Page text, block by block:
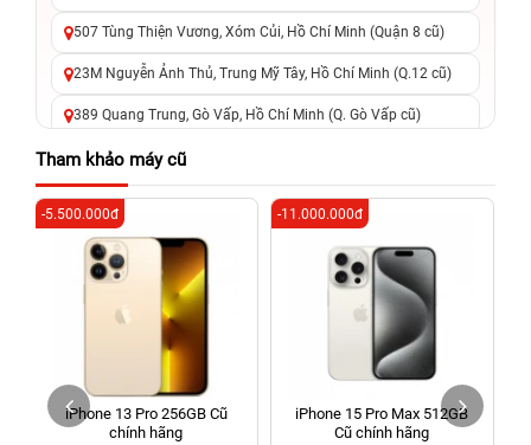
507 Tùng Thiện Vương, Xóm Củi, Hồ Chí Minh (Quận 8 cũ)
23M Nguyễn Ảnh Thủ, Trung Mỹ Tây, Hồ Chí Minh (Q.12 cũ)
389 Quang Trung, Gò Vấp, Hồ Chí Minh (Q. Gò Vấp cũ)
625 - 625A Âu Cơ, Tân Phú, Hồ Chí Minh (Quận Tân Phú cũ)
326 Lê Văn Việt, Tăng Nhơn Phú, Hồ Chí Minh (Q.9 TP. Thủ
Đức cũ)
256 Võ Văn Ngân, Thủ Đức, Hồ Chí Minh (Bình Thọ, TP. Thủ
Đức Cũ)
70 Nguyễn An Ninh, Dĩ An, Hồ Chí Minh (Bình Dương Cũ)
24h Vũng Tàu: 162A Ba Cu, Vũng Tàu, Hồ Chí Minh (TP. Vũng
Tàu cũ)
198 Hoàng Văn Thụ, Tân Sơn Nhất, Hồ Chí Minh (Tân Bình
Tham khảo máy cũ
iPhone 13 Pro 256GB Cũ
chính hãng
-5.500.000đ
iPhone 15 Pro Max 512GB
Cũ chính hãng
-11.000.000đ